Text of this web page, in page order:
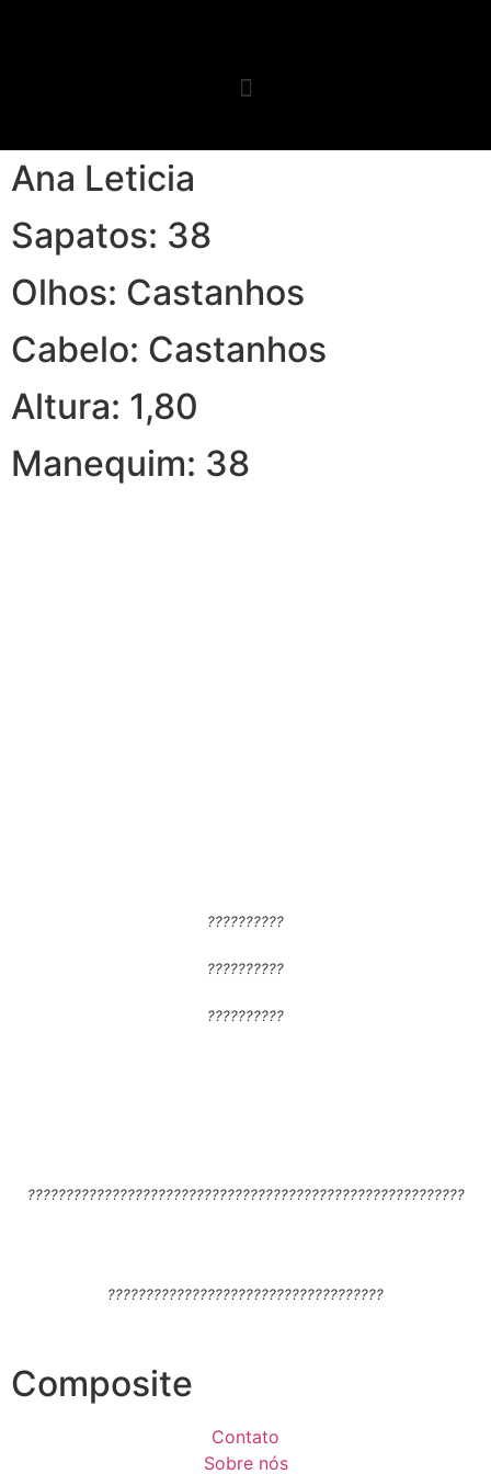
Ana Leticia
Sapatos: 38
Olhos: Castanhos
Cabelo: Castanhos
Altura: 1,80
Manequim: 38
??????????
??????????
??????????
?????????????????????????????????????????????????????????
????????????????????????????????????
Composite
Contato
Sobre nós